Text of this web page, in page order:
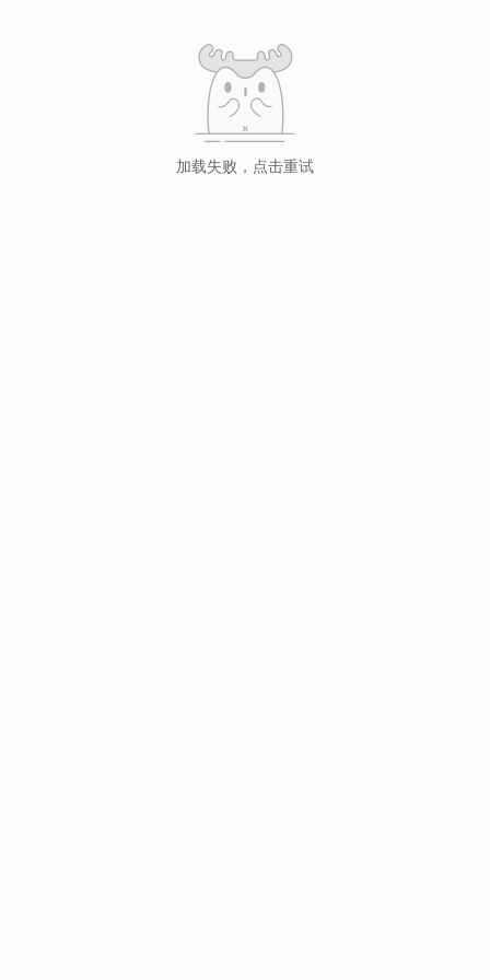
加载失败，点击重试